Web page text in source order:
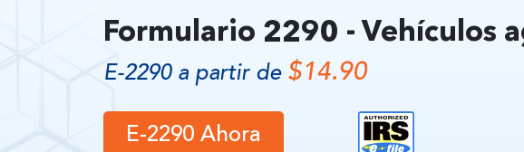
Formulario 2290 - Vehículos
E-2290 a partir de $14.90
E-2290 Ahora